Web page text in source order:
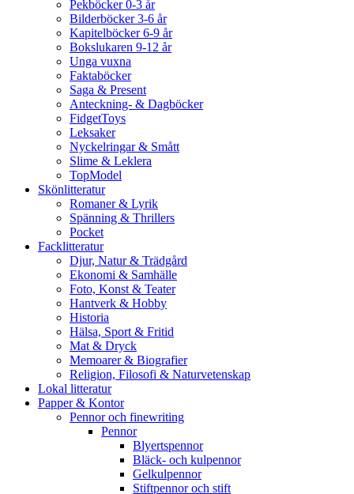
Pekböcker 0-3 år
Bilderböcker 3-6 år
Kapitelböcker 6-9 år
Bokslukaren 9-12 år
Unga vuxna
Faktaböcker
Saga & Present
Anteckning- & Dagböcker
FidgetToys
Leksaker
Nyckelringar & Smått
Slime & Leklera
TopModel
Skönlitteratur
Romaner & Lyrik
Spänning & Thrillers
Pocket
Facklitteratur
Djur, Natur & Trädgård
Ekonomi & Samhälle
Foto, Konst & Teater
Hantverk & Hobby
Historia
Hälsa, Sport & Fritid
Mat & Dryck
Memoarer & Biografier
Religion, Filosofi & Naturvetenskap
Lokal litteratur
Papper & Kontor
Pennor och finewriting
Pennor
Blyertspennor
Bläck- och kulpennor
Gelkulpennor
Stiftpennor och stift